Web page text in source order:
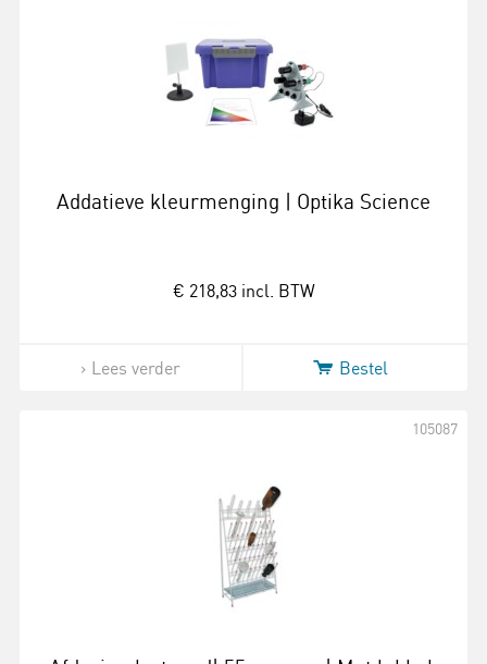
Addatieve kleurmenging | Optika Science
€ 218,83 incl. BTW
Lees verder Bestel
105087